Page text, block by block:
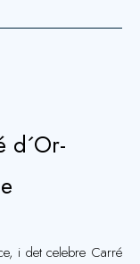
d´Or-
i det celebre Carré